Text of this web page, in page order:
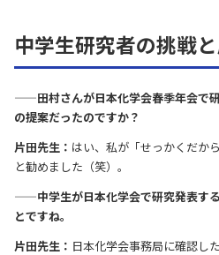
中学生研究者の挑戦
——田村さんが日本化学会春季年会で
の提案だったのですか？
片田先生： はい、私が「せっかくだか
と勧めました（笑）。
——中学生が日本化学会で研究発表す
とですね。
片田先生： 日本化学会事務局に確認し